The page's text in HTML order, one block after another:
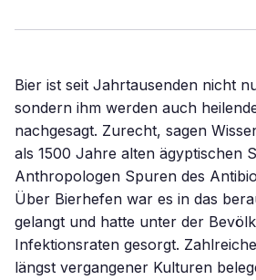
Bier ist seit Jahrtausenden nicht
sondern ihm werden auch
nachgesagt. Zurecht, sagen
als 1500 Jahre alten ägyptischen
Anthropologen Spuren des
Über Bierhefen war es in das
gelangt und hatte unter der
Infektionsraten gesorgt.
längst vergangener Kulturen